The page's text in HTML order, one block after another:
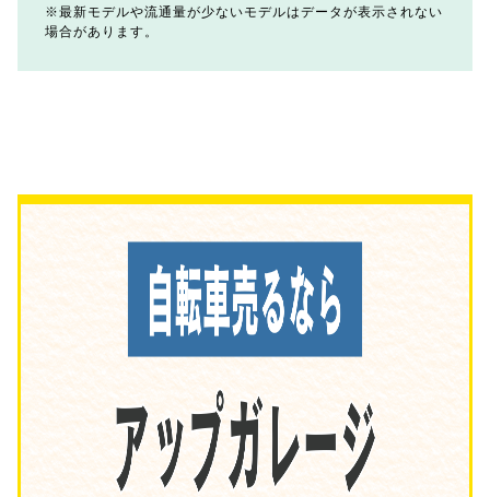
最新モデルや流通量が少ないモデルはデータが表示されない
場合があります。